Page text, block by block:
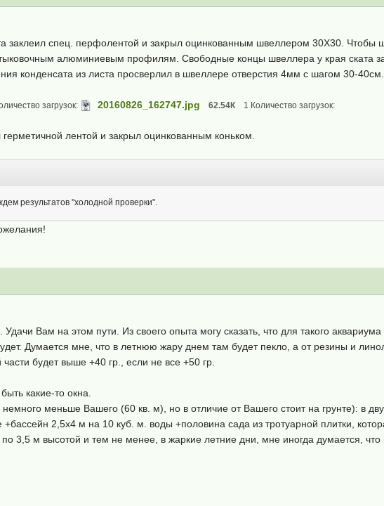
заклеил спец. перфолентой и закрыл оцинкованным швеллером 30Х30.
алюминиевым профилям. Свободные концы швеллера у края ската
конденсата из листа просверлил в швеллере отверстия 4мм с шагом 30-40см.
загрузок: 20160826_162747.jpg 62.54К 1 Количество загрузок:
лентой и закрыл оцинкованным коньком.
результатов "холодной проверки".
Вам на этом пути. Из своего опыта могу сказать, что для такого
Думается мне, что в летнюю жару днем там будет пекло, а от резины и
будет выше +40 гр., если не все +50 гр.
какие-то окна.
меньше Вашего (60 кв. м), но в отличие от Вашего стоит на грунте): в
2,5х4 м на 10 куб. м. воды +половина сада из тротуарной плитки,
3,5 м высотой и тем не менее, в жаркие летние дни, мне иногда думается,